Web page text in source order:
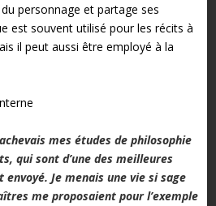
personnage et partage ses
est souvent utilisé pour les récits à
il peut aussi être employé à la
mes études de philosophie
qui sont d’une des meilleures
envoyé. Je menais une vie si sage
me proposaient pour l’exemple